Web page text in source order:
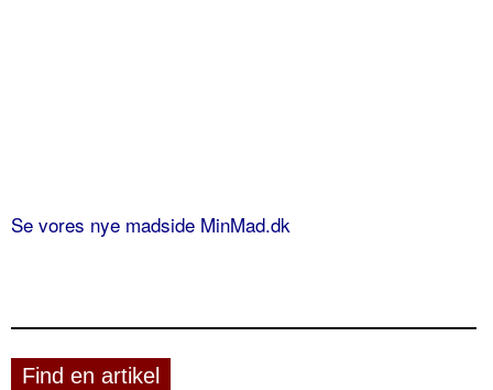
Se vores nye madside MinMad.dk
Find en artikel